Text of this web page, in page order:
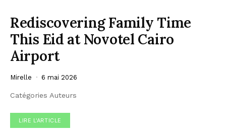
Rediscovering Family Time
This Eid at Novotel Cairo
Airport
Mirelle 6 mai 2026
Catégories Auteurs
LIRE L'ARTICLE